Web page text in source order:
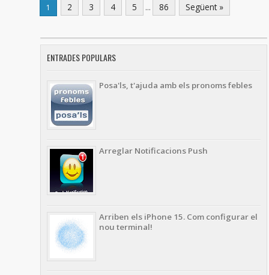
1 2 3 4 5 ... 86 Següent »
ENTRADES POPULARS
Posa'ls, t'ajuda amb els pronoms febles
Arreglar Notificacions Push
Arriben els iPhone 15. Com configurar el
nou terminal!